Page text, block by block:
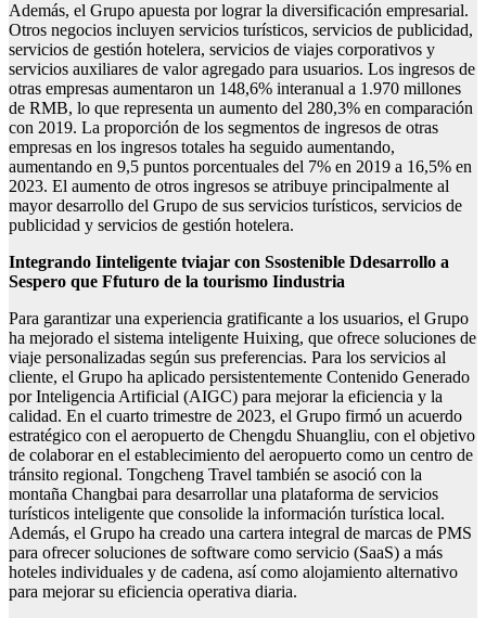
Además, el Grupo apuesta por lograr la diversificación empresarial.
Otros negocios incluyen servicios turísticos, servicios de publicidad,
servicios de gestión hotelera, servicios de viajes corporativos y
servicios auxiliares de valor agregado para usuarios. Los ingresos de
otras empresas aumentaron un 148,6% interanual a 1.970 millones
de RMB, lo que representa un aumento del 280,3% en comparación
con 2019. La proporción de los segmentos de ingresos de otras
empresas en los ingresos totales ha seguido aumentando,
aumentando en 9,5 puntos porcentuales del 7% en 2019 a 16,5% en
2023. El aumento de otros ingresos se atribuye principalmente al
mayor desarrollo del Grupo de sus servicios turísticos, servicios de
publicidad y servicios de gestión hotelera.
Integrando Iinteligente tviajar con Ssostenible Ddesarrollo a
Sespero que Ffuturo de la tourismo Iindustria
Para garantizar una experiencia gratificante a los usuarios, el Grupo
ha mejorado el sistema inteligente Huixing, que ofrece soluciones de
viaje personalizadas según sus preferencias. Para los servicios al
cliente, el Grupo ha aplicado persistentemente Contenido Generado
por Inteligencia Artificial (AIGC) para mejorar la eficiencia y la
calidad. En el cuarto trimestre de 2023, el Grupo firmó un acuerdo
estratégico con el aeropuerto de Chengdu Shuangliu, con el objetivo
de colaborar en el establecimiento del aeropuerto como un centro de
tránsito regional. Tongcheng Travel también se asoció con la
montaña Changbai para desarrollar una plataforma de servicios
turísticos inteligente que consolide la información turística local.
Además, el Grupo ha creado una cartera integral de marcas de PMS
para ofrecer soluciones de software como servicio (SaaS) a más
hoteles individuales y de cadena, así como alojamiento alternativo
para mejorar su eficiencia operativa diaria.